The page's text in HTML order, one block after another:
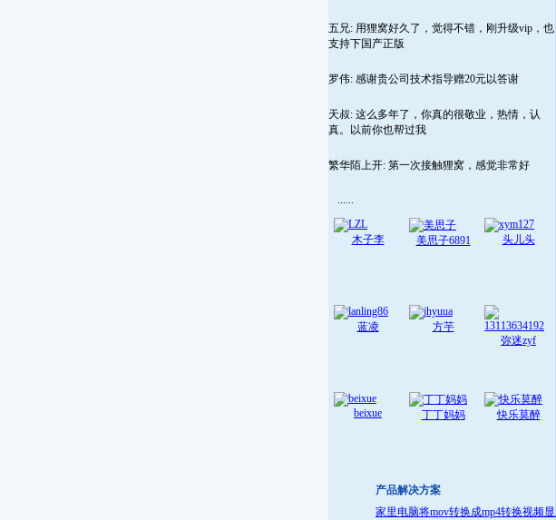
五兄: 用狸窝好久了，觉得不错，刚升级vip，也
支持下国产正版
罗伟: 感谢贵公司技术指导赠20元以答谢
天叔: 这么多年了，你真的很敬业，热情，认
真。以前你也帮过我
繁华陌上开: 第一次接触狸窝，感觉非常好
......
木子李 美思子6891 头儿头
蓝凌
方芋
弥迷zyf
beixue 丁丁妈妈 快乐莫醉
产品解决方案
家里电脑将mov转换成mp4转换视频